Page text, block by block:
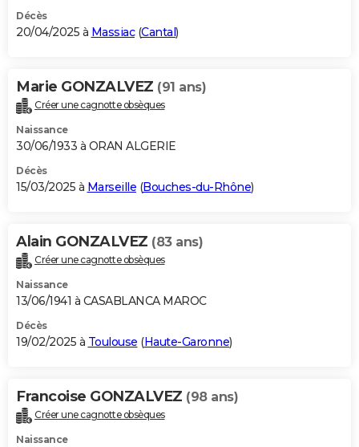
Décès
20/04/2025 à Massiac(Cantal)
Marie GONZALVEZ (91 ans)
Créer une cagnotte obsèques
Naissance
30/06/1933 à ORAN ALGERIE
Décès
15/03/2025 à Marseille (Bouches-du-Rhône)
Alain GONZALVEZ (83 ans)
Créer une cagnotte obsèques
Naissance
13/06/1941 à CASABLANCA MAROC
Décès
19/02/2025 à Toulouse (Haute-Garonne)
Francoise GONZALVEZ (98 ans)
Créer une cagnotte obsèques
Naissance